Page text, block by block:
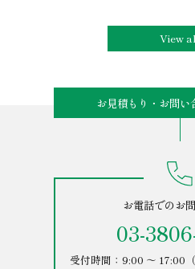
View
お見積もり・お問い
お電話でのお
03-
受付時間：9:00 ～ 17:00